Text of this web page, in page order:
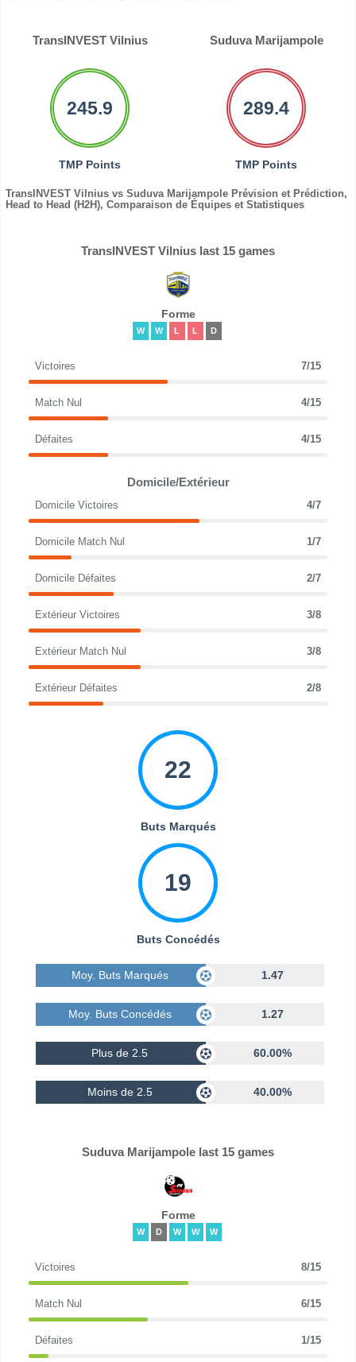
TransINVEST Vilnius Suduva Marijampole
245.9
TMP Points
289.4
TMP Points
TransINVEST Vilnius vs Suduva Marijampole Prévision et Prédiction,
Head to Head (H2H), Comparaison de Équipes et Statistiques
TransINVEST Vilnius last 15 games
Forme
W W L L D
Victoires 7/15
Match Nul 4/15
Défaites 4/15
Domicile/Extérieur
Domicile Victoires 4/7
Domicile Match Nul 1/7
Domicile Défaites 2/7
Extérieur Victoires 3/8
Extérieur Match Nul 3/8
Extérieur Défaites 2/8
22
Buts Marqués
19
Buts Concédés
Moy. Buts Marqués 1.47
Moy. Buts Concédés 1.27
Plus de 2.5 60.00%
Moins de 2.5 40.00%
Suduva Marijampole last 15 games
Forme
W D W W W
Victoires 8/15
Match Nul 6/15
Défaites 1/15